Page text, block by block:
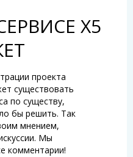
Х5
проекта
существовать
по существу,
бы решить. Так
мнением,
Мы
комментарии!